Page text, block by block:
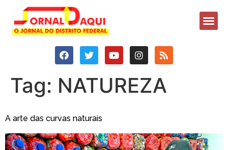
Tag: NATUREZA
A arte das curvas naturais